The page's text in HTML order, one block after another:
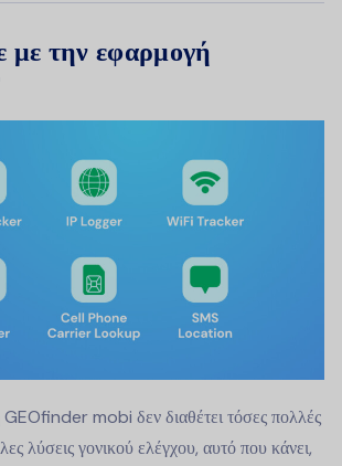
με την εφαρμογή
mobi δεν διαθέτει τόσες πολλές
λύσεις γονικού ελέγχου, αυτό που κάνει,